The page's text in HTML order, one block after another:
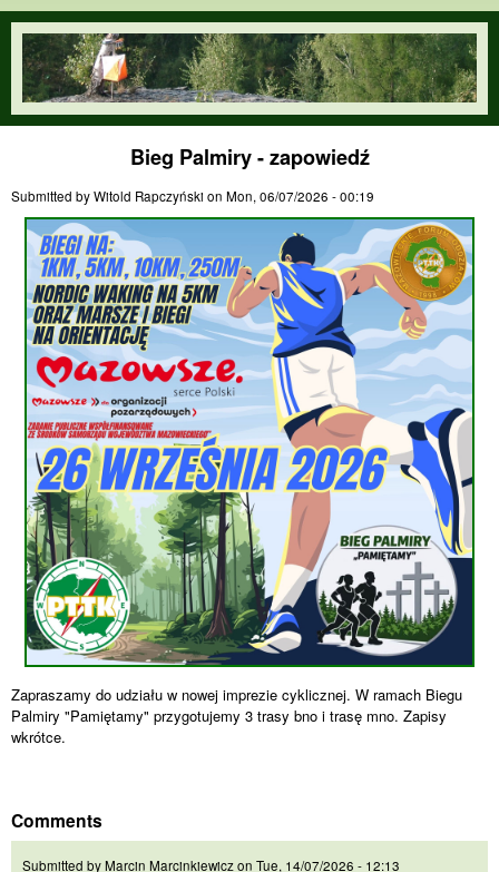
Skip to main content
orienteering.waw.pl
Bieg Palmiry - zapowiedź
Submitted byWitold Rapczyński on Mon, 06/07/2026 - 00:19
Zapraszamy do udziału w nowej imprezie cyklicznej. W ramach Biegu
Palmiry "Pamiętamy" przygotujemy 3 trasy bno i trasę mno. Zapisy
wkrótce.
Comments
Dzień dobry,
Submitted byMarcin Marcinkiewiczon Tue, 14/07/2026 - 12:13